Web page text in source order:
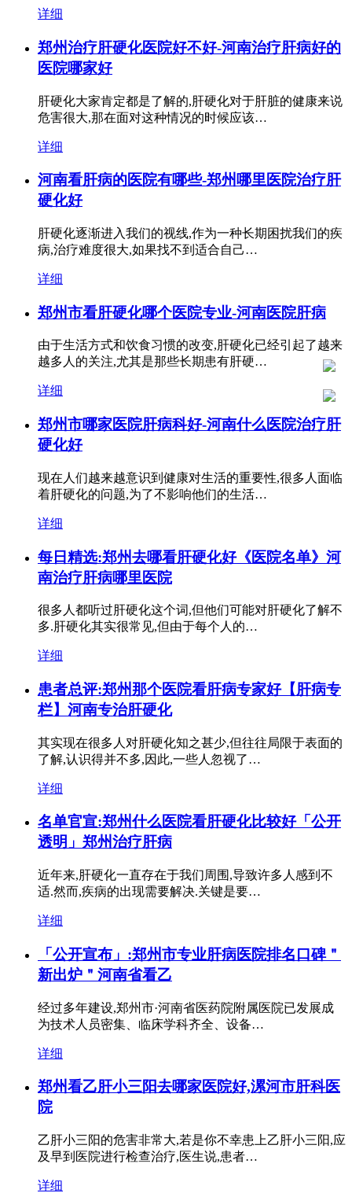
详细
郑州治疗肝硬化医院好不好-河南治疗肝病好的
医院哪家好
肝硬化大家肯定都是了解的,肝硬化对于肝脏的健康来说
危害很大,那在面对这种情况的时候应该…
详细
河南看肝病的医院有哪些-郑州哪里医院治疗肝
硬化好
肝硬化逐渐进入我们的视线,作为一种长期困扰我们的疾
病,治疗难度很大,如果找不到适合自己…
详细
郑州市看肝硬化哪个医院专业-河南医院肝病
由于生活方式和饮食习惯的改变,肝硬化已经引起了越来
越多人的关注,尤其是那些长期患有肝硬…
详细
郑州市哪家医院肝病科好-河南什么医院治疗肝
硬化好
现在人们越来越意识到健康对生活的重要性,很多人面临
着肝硬化的问题,为了不影响他们的生活…
详细
每日精选:郑州去哪看肝硬化好《医院名单》河
南治疗肝病哪里医院
很多人都听过肝硬化这个词,但他们可能对肝硬化了解不
多.肝硬化其实很常见,但由于每个人的…
详细
患者总评:郑州那个医院看肝病专家好【肝病专
栏】河南专治肝硬化
其实现在很多人对肝硬化知之甚少,但往往局限于表面的
了解,认识得并不多,因此,一些人忽视了…
详细
名单官宣:郑州什么医院看肝硬化比较好「公开
透明」郑州治疗肝病
近年来,肝硬化一直存在于我们周围,导致许多人感到不
适.然而,疾病的出现需要解决.关键是要…
详细
「公开宣布」:郑州市专业肝病医院排名口碑＂
新出炉＂河南省看乙
经过多年建设,郑州市·河南省医药院附属医院已发展成
为技术人员密集、临床学科齐全、设备…
详细
郑州看乙肝小三阳去哪家医院好,漯河市肝科医
院
乙肝小三阳的危害非常大,若是你不幸患上乙肝小三阳,应
及早到医院进行检查治疗,医生说,患者…
详细